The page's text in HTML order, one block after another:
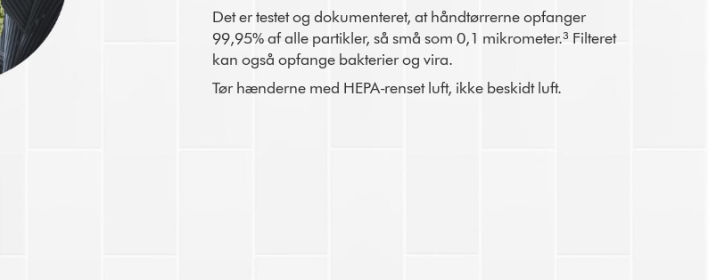
Det er testet og dokumenteret, at håndtørrerne opfanger
99,95% af alle partikler, så små som 0,1 mikrometer.³ Filteret
kan også opfange bakterier og vira.
Tør hænderne med HEPA-renset luft, ikke beskidt luft.